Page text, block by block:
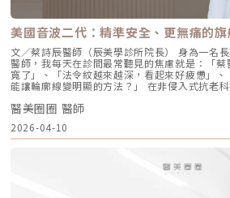
然。六、 蔡醫師的診間建議：如何規劃妳的「
我們追求的是「長效且細膩」的美，而非瞬間
Profhilo 逆時針 的客戶，我通常會建議以「週
的專屬美學地圖：1. 基礎療程：建議至少進行 2
力蛋白新生與肌底環境優化，單次施打僅是啟動
堆疊： 啟動期（第 1 次與第 2 次）： 建議間隔
治療能確保高濃度玻尿酸在真皮層內建立穩固
細胞。 強化期（第 2 次與第 3 次）： 建議間
這是一個關鍵的鞏固點，能延續細胞的再生信號
維持期： 經過這 3 次完整的週期療程後，肌膚
以維持九個月左右的時間。2.術後照護：輕盈
是極高純度的玻尿酸且不含化學交聯劑，術後反
避免劇烈運動與高溫環境（如溫泉、蒸氣室、
上妝均不受影響，非常適合行程滿檔的都會女性
的自然光采抗老不應該是「加法」，而是「還
學與辰美學的理念不謀而合：我們不希望客戶變
未來的日子裡，依然保有那份緊緻、透亮的彈力
舒適、更快速採用獨家的 BAP (Bio Aesthetic
只需在臉部兩側各選擇五個精準的生物美學點進
擴散至全臉。這大大減少了注射的針數和疼痛感
的機率，讓療程更加舒適、快速。5. 高濃度、不
炎風險以高濃度玻尿酸為主要成分，且製程中
效降低注射後的發炎反應與過敏風險。同時，
產品的純淨與安全性。逆時針（Profhilo） vs. 傳統玻
逆時針 (Profhilo) 傳統玻尿酸填充劑 主要功能 「生物重塑」(Bio-
remodeling)， 刺激膠原蛋白和彈力蛋白再生，從根本改善膚質 「填充」
和「支撐」， 用於填補凹陷、雕塑輪廓 成分組成 專利技術結合高低分子玻
尿酸， 64mg/2ml 高濃度，無交聯劑 玻尿酸會添加交聯劑，以增加黏度和
支撐力， 能維持體積不被快速分解 作用機制 注射後會均勻擴散至皮膚深
美國音波二代：精準安全、更無痛的
文／蔡詩辰醫師（辰美學診所院長） 身為一名
醫師，我每天在診間最常聽見的焦慮就是：「
寬了」、「法令紋越來越深，看起來好疲憊」
能讓輪廓線變明顯的方法？」 在非侵入式抗老
上的音波儀器琳瑯滿目。但每當病患詢問我最信
始終是 Ultherapy 美國音波。而在 2026 年的現
Prime（美音二代） 的問世，醫美界正式進入了
篇文章，我將以專業醫師的角度，深度拆解為什
療的核心，以及它如何重新定義抗老的黃金標
跟病患分享一個觀念：音波拉提不是「能量越強
對的地方」。每個人的皮膚厚度、皮下脂肪分布
度，甚至是神經血管的走勢都完全不同。即便是
醫美圈圈 醫師
2026-04-10